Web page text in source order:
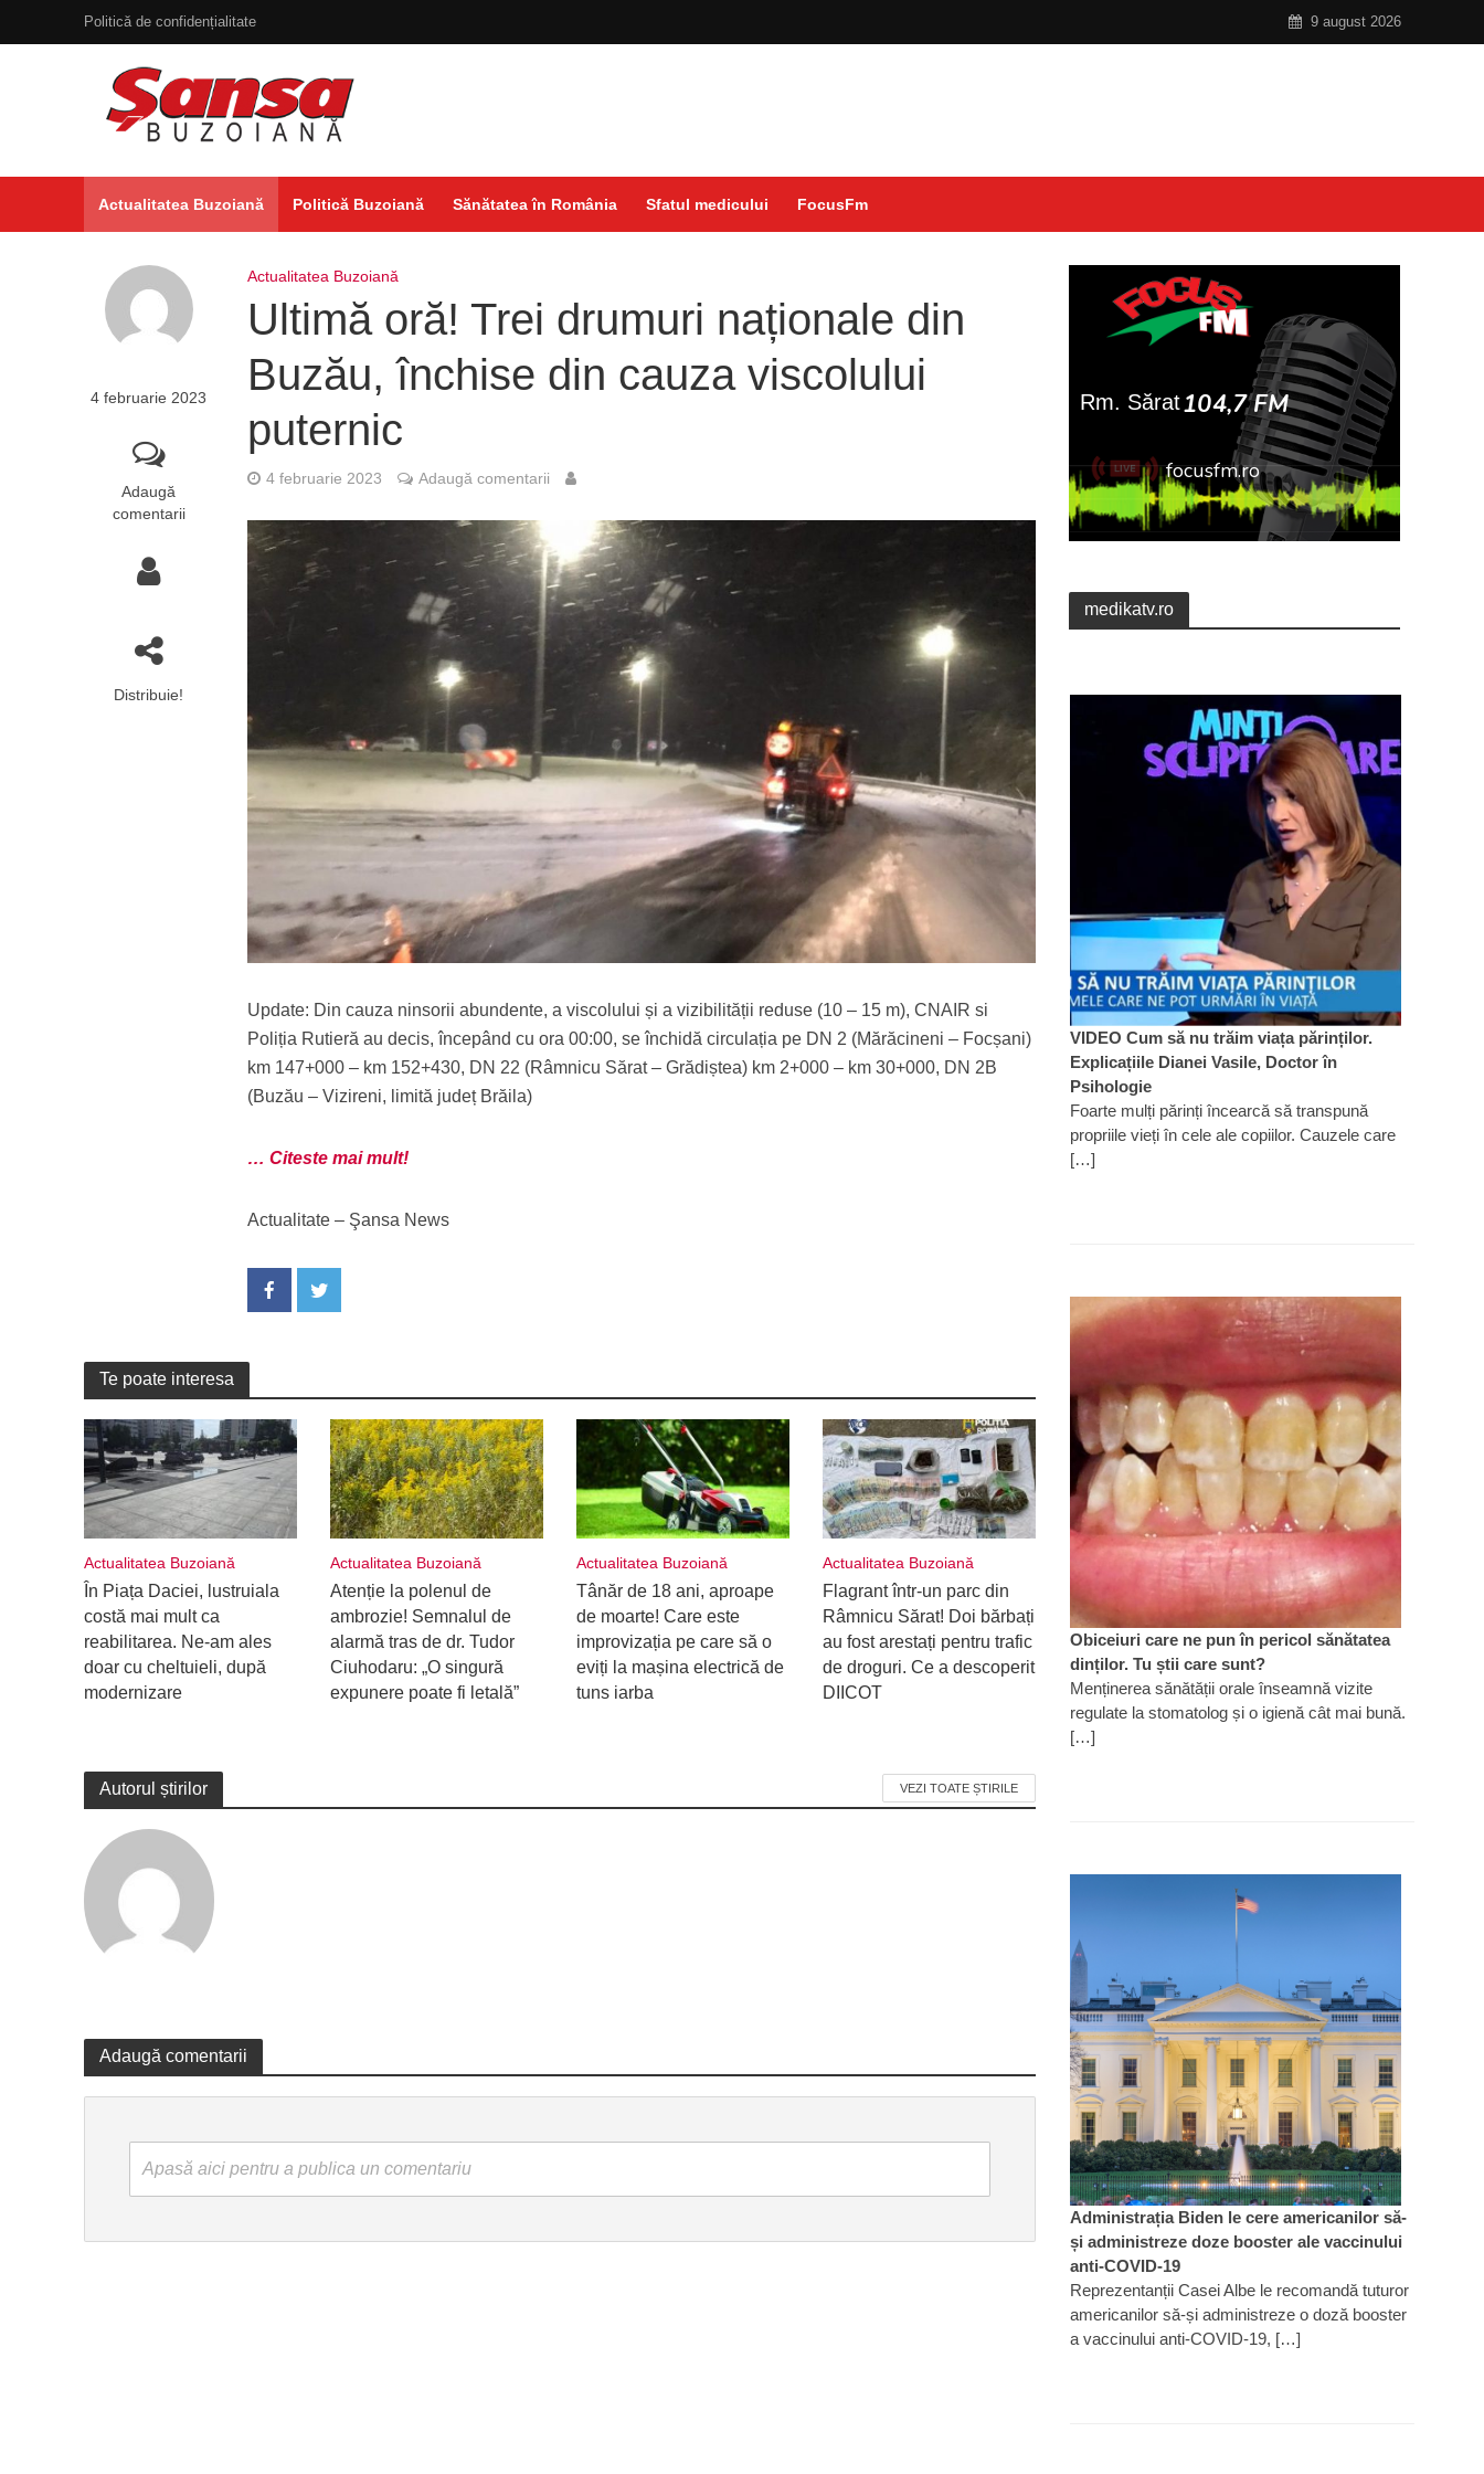
Politică de confidențialitate 9 august 2026
Actualitatea Buzoiană Politică Buzoiană Sănătatea în România Sfatul medicului FocusFm
4 februarie 2023
Adaugă
comentarii
Distribuie!
Actualitatea Buzoiană
Ultimă oră! Trei drumuri naționale din
Buzău, închise din cauza viscolului
puternic
4 februarie 2023 Adaugă comentarii
Update: Din cauza ninsorii abundente, a viscolului și a vizibilității reduse (10 – 15 m), CNAIR si
Poliția Rutieră au decis, începând cu ora 00:00, se închidă circulația pe DN 2 (Mărăcineni – Focșani)
km 147+000 – km 152+430, DN 22 (Râmnicu Sărat – Grădiștea) km 2+000 – km 30+000, DN 2B
(Buzău – Vizireni, limită județ Brăila)
… Citeste mai mult!
Actualitate – Şansa News
Te poate interesa
Actualitatea Buzoiană
În Piața Daciei, lustruiala
costă mai mult ca
reabilitarea. Ne-am ales
doar cu cheltuieli, după
modernizare
Actualitatea Buzoiană
Atenție la polenul de
ambrozie! Semnalul de
alarmă tras de dr. Tudor
Ciuhodaru: „O singură
expunere poate fi letală”
Actualitatea Buzoiană
Tânăr de 18 ani, aproape
de moarte! Care este
improvizația pe care să o
eviți la mașina electrică de
tuns iarba
Actualitatea Buzoiană
Flagrant într-un parc din
Râmnicu Sărat! Doi bărbați
au fost arestați pentru trafic
de droguri. Ce a descoperit
DIICOT
Autorul știrilor VEZI TOATE ȘTIRILE
Adaugă comentarii
Apasă aici pentru a publica un comentariu
medikatv.ro
VIDEO Cum să nu trăim viața părinților.
Explicațiile Dianei Vasile, Doctor în
Psihologie
Foarte mulți părinți încearcă să transpună
propriile vieți în cele ale copiilor. Cauzele care
[…]
Obiceiuri care ne pun în pericol sănătatea
dinților. Tu știi care sunt?
Menținerea sănătății orale înseamnă vizite
regulate la stomatolog și o igienă cât mai bună.
[…]
Administrația Biden le cere americanilor să-
și administreze doze booster ale vaccinului
anti-COVID-19
Reprezentanții Casei Albe le recomandă tuturor
americanilor să-și administreze o doză booster
a vaccinului anti-COVID-19, […]